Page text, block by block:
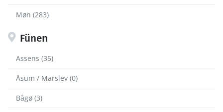
Møn (283)
Fünen
Assens (35)
Åsum / Marslev (0)
Bågø (3)